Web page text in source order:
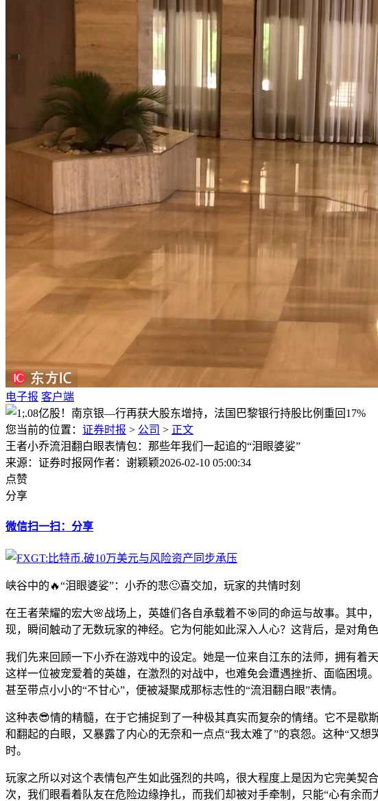
电子报 客户端
您当前的位置： 证券时报 > 公司 > 正文
王者小乔流泪翻白眼表情包：那些年我们一起追的“泪眼婆娑”
来源：证券时报网作者：谢颖颖2026-02-10 05:00:34
点赞
分享
微信扫一扫：分享
峡谷中的🔥“泪眼婆娑”：小乔的悲🙂喜交加，玩家的共情时刻
在王者荣耀的宏大🌸战场上，英雄们各自承载着不🎯同的命运与故事。其
现，瞬间触动了无数玩家的神经。它为何能如此深入人心？这背后，是对角
我们先来回顾一下小乔在游戏中的设定。她是一位来自江东的法师，拥有
这样一位被宠爱着的英雄，在激烈的对战中，也难免会遭遇挫折、面临困境
甚至带点小小的“不甘心”，便被凝聚成那标志性的“流泪翻白眼”表情。
这种表😎情的精髓，在于它捕捉到了一种极其真实而复杂的情绪。它不是
和翻起的白眼，又暴露了内心的无奈和一点点“我太难了”的哀怨。这种“又
时。
玩家之所以对这个表情包产生如此强烈的共鸣，很大程度上是因为它完美
次，我们眼看着队友在危险边缘挣扎，而我们却被对手牵制，只能“心有余